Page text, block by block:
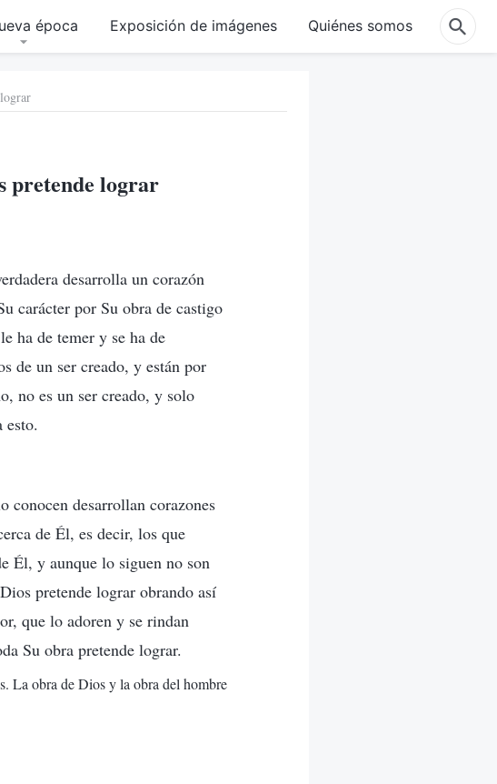
época Exposición de imágenes Quiénes somos
pretende lograr
desarrolla un corazón
carácter por Su obra de castigo
ha de temer y se ha de
de un ser creado, y están por
no es un ser creado, y solo
conocen desarrollan corazones
de Él, es decir, los que
Él, y aunque lo siguen no son
pretende lograr obrando así
que lo adoren y se rindan
Su obra pretende lograr.
La obra de Dios y la obra del hombre